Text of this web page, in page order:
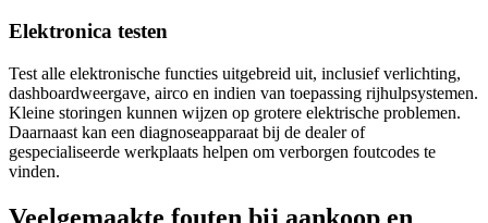
Elektronica testen
Test alle elektronische functies uitgebreid uit, inclusief verlichting,
dashboardweergave, airco en indien van toepassing rijhulpsystemen.
Kleine storingen kunnen wijzen op grotere elektrische problemen.
Daarnaast kan een diagnoseapparaat bij de dealer of
gespecialiseerde werkplaats helpen om verborgen foutcodes te
vinden.
Veelgemaakte fouten bij aankoop en